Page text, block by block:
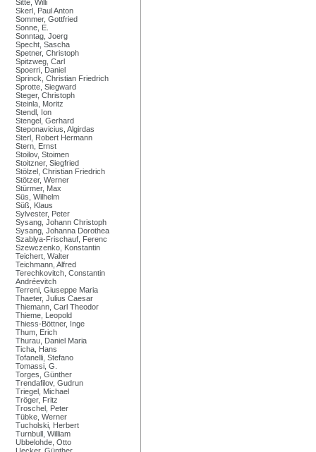
Sitte, Willi
Skerl, Paul Anton
Sommer, Gottfried
Sonne, E.
Sonntag, Joerg
Specht, Sascha
Spetner, Christoph
Spitzweg, Carl
Spoerri, Daniel
Sprinck, Christian Friedrich
Sprotte, Siegward
Steger, Christoph
Steinla, Moritz
Stendl, Ion
Stengel, Gerhard
Steponavicius, Algirdas
Sterl, Robert Hermann
Stern, Ernst
Stoilov, Stoimen
Stoitzner, Siegfried
Stölzel, Christian Friedrich
Stötzer, Werner
Stürmer, Max
Süs, Wilhelm
Süß, Klaus
Sylvester, Peter
Sysang, Johann Christoph
Sysang, Johanna Dorothea
Szablya-Frischauf, Ferenc
Szewczenko, Konstantin
Teichert, Walter
Teichmann, Alfred
Terechkovitch, Constantin
Andréevitch
Terreni, Giuseppe Maria
Thaeter, Julius Caesar
Thiemann, Carl Theodor
Thieme, Leopold
Thiess-Böttner, Inge
Thum, Erich
Thurau, Daniel Maria
Ticha, Hans
Tofanelli, Stefano
Tomassi, G.
Torges, Günther
Trendafilov, Gudrun
Triegel, Michael
Tröger, Fritz
Troschel, Peter
Tübke, Werner
Tucholski, Herbert
Turnbull, William
Ubbelohde, Otto